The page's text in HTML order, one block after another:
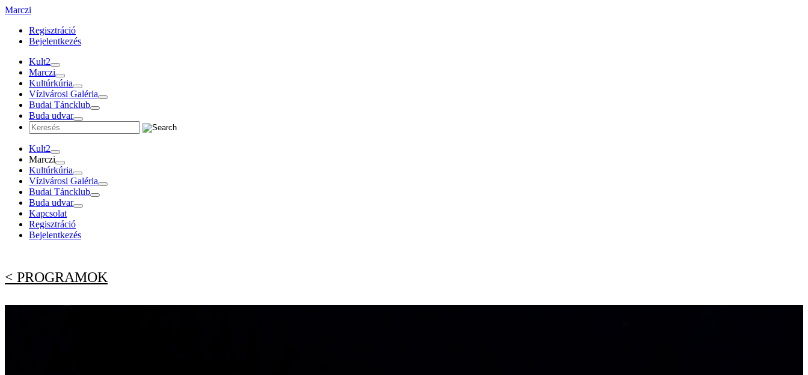
Tovább
tartalomra
Marczi
Regisztráció
Bejelentkezés
Kult2
Marczi
Kultúrkúria
Vízivárosi Galéria
Budai Táncklub
Buda udvar
Kult2
Marczi
Kultúrkúria
Vízivárosi Galéria
Budai Táncklub
Buda udvar
Kapcsolat
Regisztráció
Bejelentkezés
< PROGRAMOK